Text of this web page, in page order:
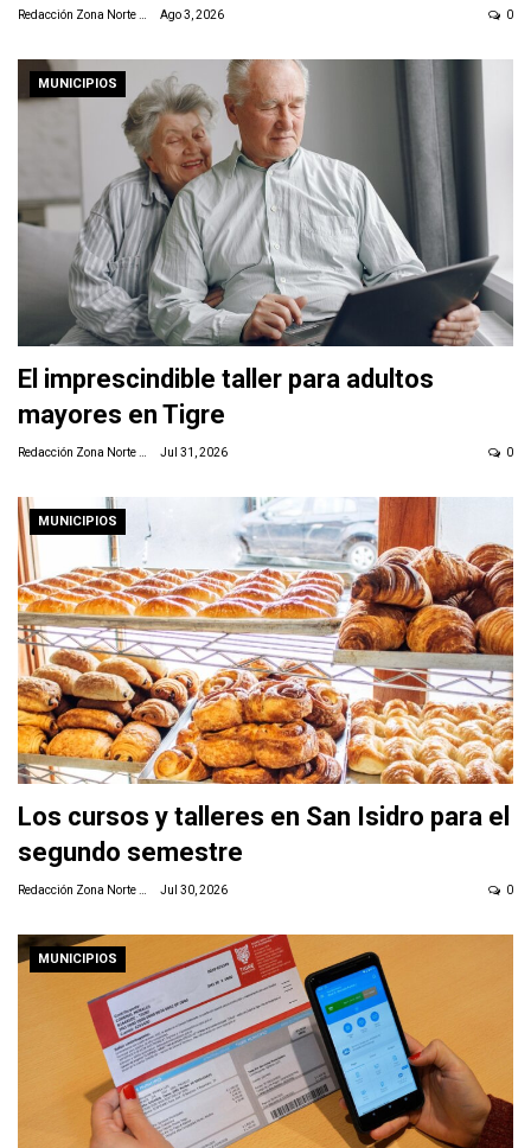
Ago 3, 2026 0
MUNICIPIOS
El imprescindible taller para adultos
mayores en Tigre
Jul 31, 2026 0
MUNICIPIOS
Los cursos y talleres en San Isidro para el
segundo semestre
Redacción Zona Norte Daily Jul 30, 2026 0
MUNICIPIOS